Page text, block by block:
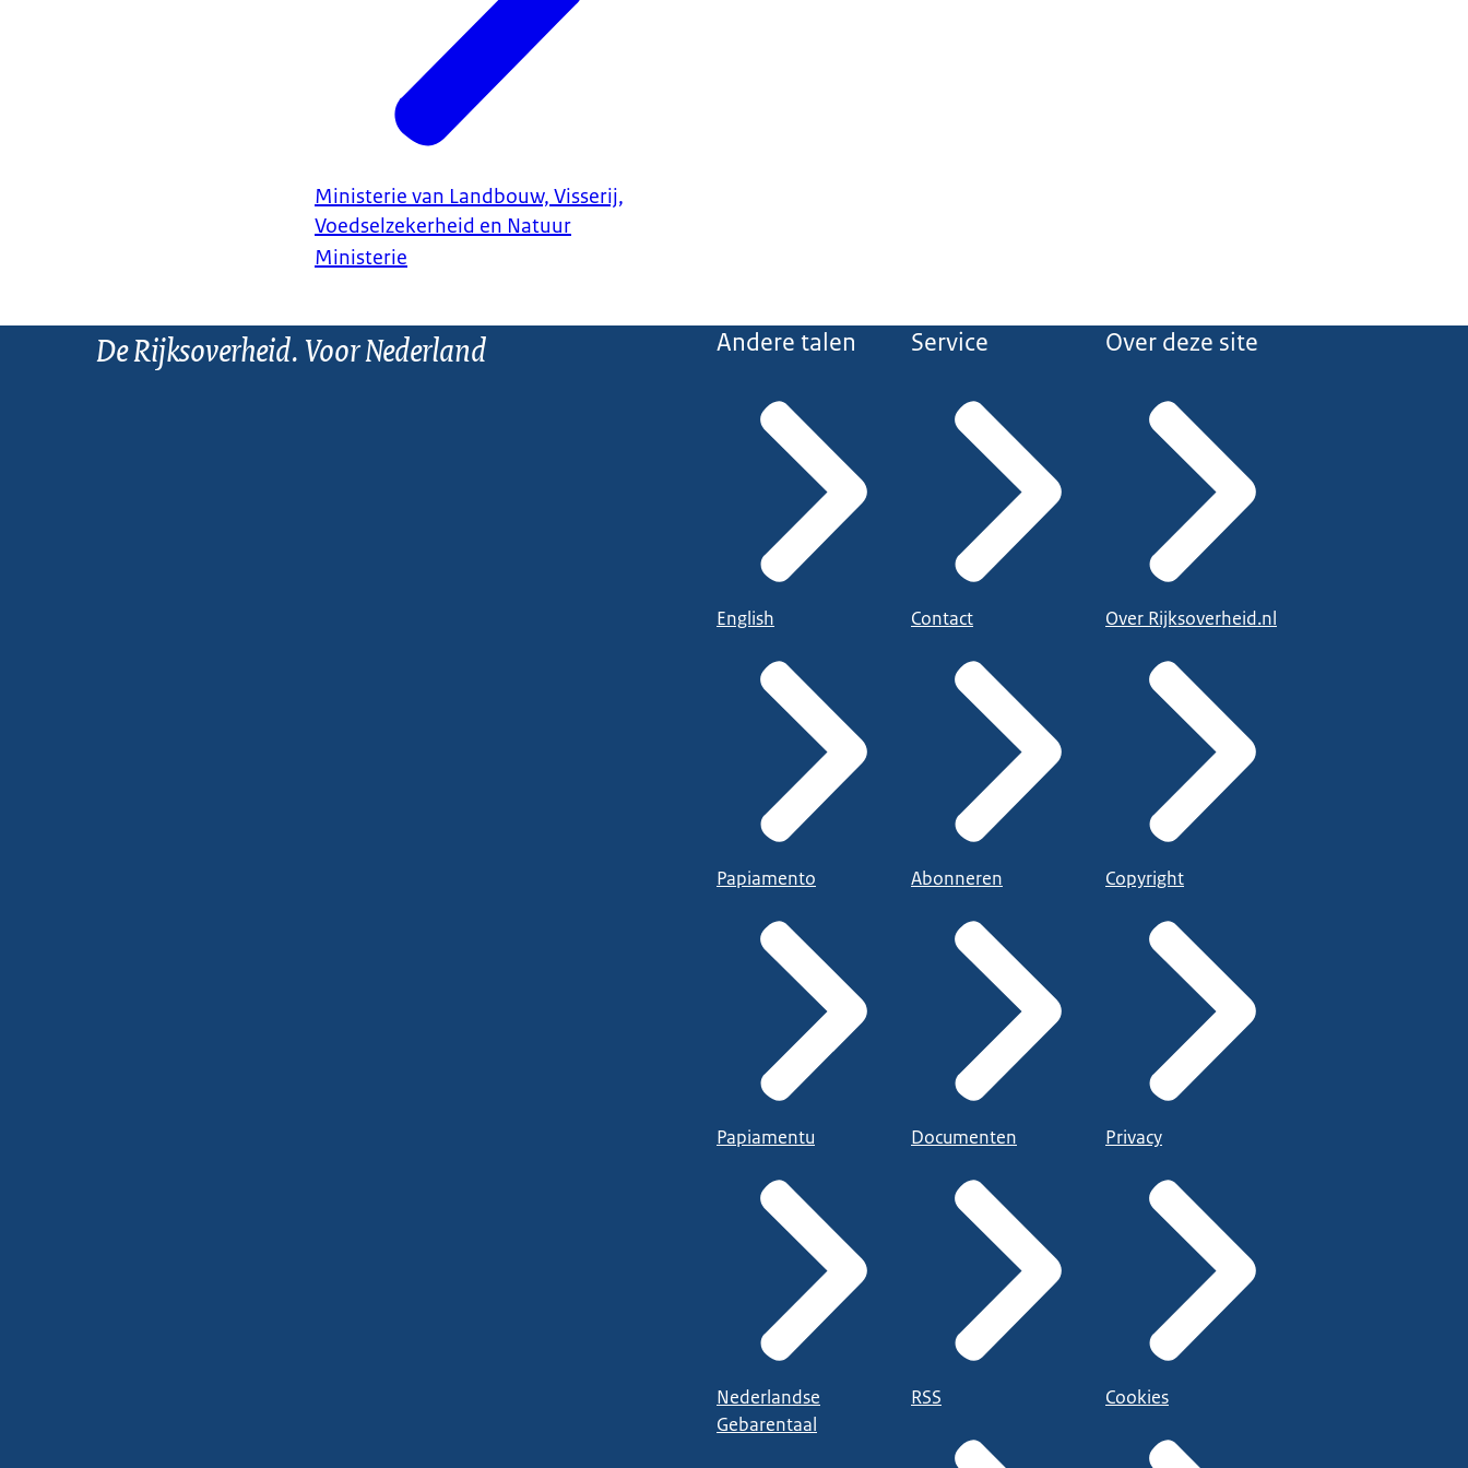
Ministerie van Landbouw, Visserij,
Voedselzekerheid en Natuur
Ministerie
De Rijksoverheid. Voor Nederland Andere talen
English
Papiamento
Papiamentu
Nederlandse
Gebarentaal
Service
Contact
Abonneren
Documenten
RSS
Over deze site
Over Rijksoverheid.nl
Copyright
Privacy
Cookies